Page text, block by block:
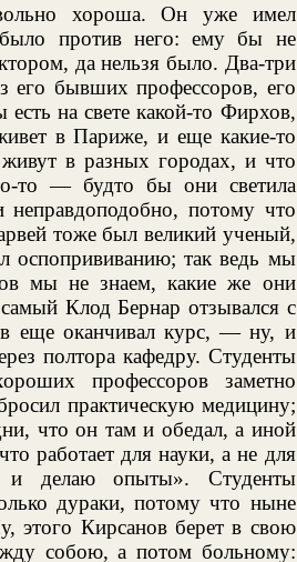
хороша. Он уже имел
против него: ему бы не
да нельзя было. Два-три
его бывших профессоров, его
на свете какой-то Фирхов,
в Париже, и еще какие-то
в разных городах, и что
то — будто бы они светила
потому что
тоже был великий ученый,
оспопрививанию; так ведь мы
мы не знаем, какие же они
Клод Бернар отзывался с
еще оканчивал курс, — ну, и
полтора кафедру. Студенты
профессоров заметно
практическую медицину;
что он там и обедал, а иной
работает для науки, а не для
делаю опыты». Студенты
дураки, потому что ныне
этого Кирсанов берет в свою
собою, а потом больному: